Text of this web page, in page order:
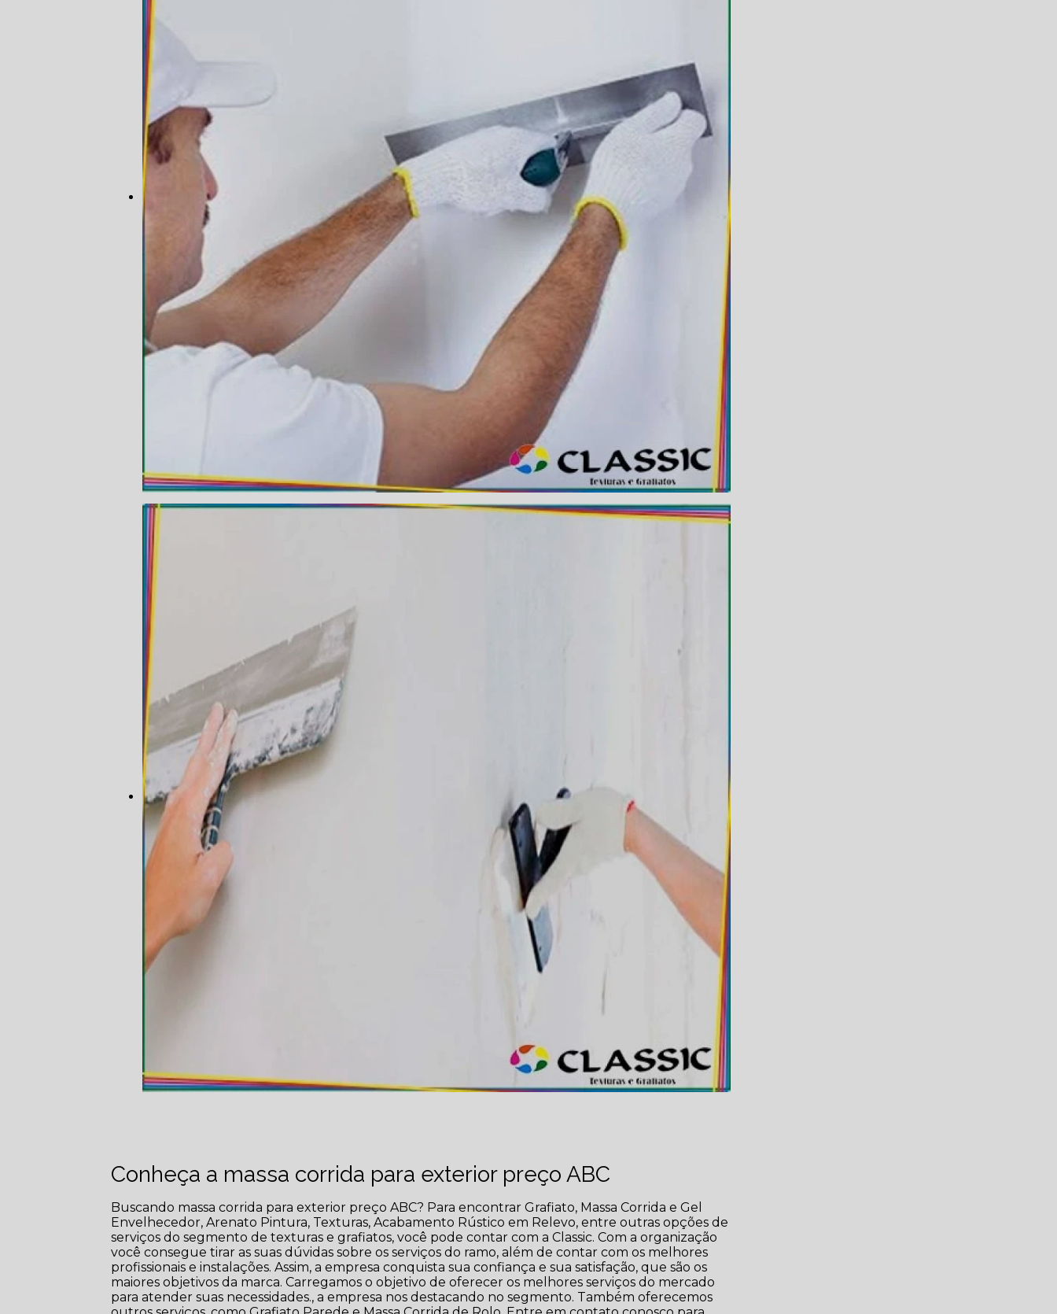
Conheça a massa corrida para exterior preço ABC
Buscando massa corrida para exterior preço ABC? Para encontrar Grafiato, Massa Corrida e Gel
Envelhecedor, Arenato Pintura, Texturas, Acabamento Rústico em Relevo, entre outras opções de
serviços do segmento de texturas e grafiatos, você pode contar com a Classic. Com a organização
você consegue tirar as suas dúvidas sobre os serviços do ramo, além de contar com os melhores
profissionais e instalações. Assim, a empresa conquista sua confiança e sua satisfação, que são os
maiores objetivos da marca. Carregamos o objetivo de oferecer os melhores serviços do mercado
para atender suas necessidades., a empresa nos destacando no segmento. Também oferecemos